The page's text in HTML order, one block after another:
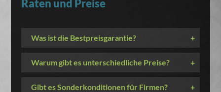
Raten und Preise
Was ist die Bestpreisgarantie? +
Warum gibt es unterschiedliche Preise? +
Gibt es Sonderkonditionen für Firmen? +